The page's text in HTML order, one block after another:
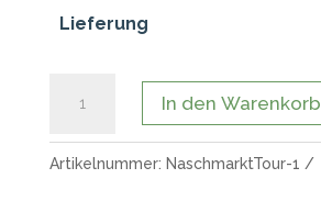
Lieferung
NaschmarktTour
In den Warenkorb
Artikelnummer: NaschmarktTour-1